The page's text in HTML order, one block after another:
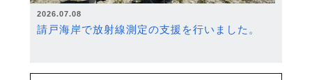
2026.07.08
請戸海岸で放射線測定の支援を行いました。